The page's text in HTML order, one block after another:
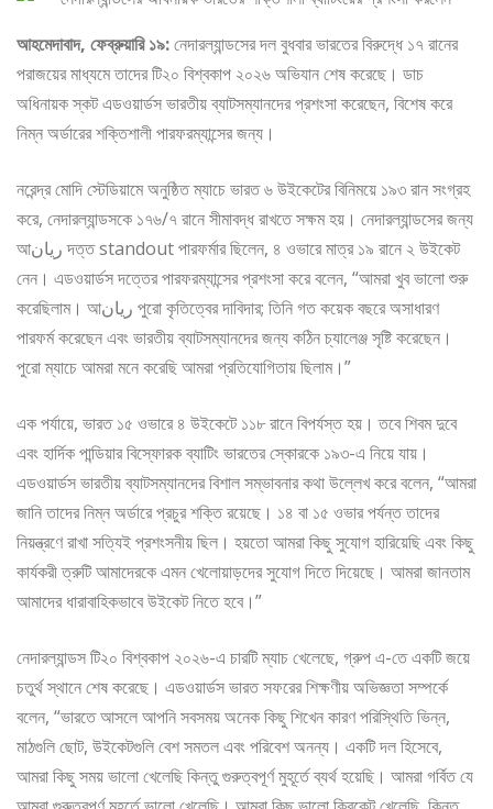
আহমেদাবাদ, ফেব্রুয়ারি ১৯:নেদারল্যান্ডসের দল বুধবার ভারতের বিরুদ্ধে ১৭ রানের
পরাজয়ের মাধ্যমে তাদের টি২০ বিশ্বকাপ ২০২৬ অভিযান শেষ করেছে। ডাচ
অধিনায়ক স্কট এডওয়ার্ডস ভারতীয় ব্যাটসম্যানদের প্রশংসা করেছেন, বিশেষ করে
নিম্ন অর্ডারের শক্তিশালী পারফরম্যান্সের জন্য।
নরেন্দ্র মোদি স্টেডিয়ামে অনুষ্ঠিত ম্যাচে ভারত ৬ উইকেটের বিনিময়ে ১৯৩ রান সংগ্রহ
করে, নেদারল্যান্ডসকে ১৭৬/৭ রানে সীমাবদ্ধ রাখতে সক্ষম হয়। নেদারল্যান্ডসের জন্য
আريان দত্ত standout পারফর্মার ছিলেন, ৪ ওভারে মাত্র ১৯ রানে ২ উইকেট
নেন। এডওয়ার্ডস দত্তের পারফরম্যান্সের প্রশংসা করে বলেন, “আমরা খুব ভালো শুরু
করেছিলাম। আريان পুরো কৃতিত্বের দাবিদার; তিনি গত কয়েক বছরে অসাধারণ
পারফর্ম করেছেন এবং ভারতীয় ব্যাটসম্যানদের জন্য কঠিন চ্যালেঞ্জ সৃষ্টি করেছেন।
পুরো ম্যাচে আমরা মনে করেছি আমরা প্রতিযোগিতায় ছিলাম।”
এক পর্যায়ে, ভারত ১৫ ওভারে ৪ উইকেটে ১১৮ রানে বিপর্যস্ত হয়। তবে শিবম দুবে
এবং হার্দিক পান্ডিয়ার বিস্ফোরক ব্যাটিং ভারতের স্কোরকে ১৯৩-এ নিয়ে যায়।
এডওয়ার্ডস ভারতীয় ব্যাটসম্যানদের বিশাল সম্ভাবনার কথা উল্লেখ করে বলেন, “আমরা
জানি তাদের নিম্ন অর্ডারে প্রচুর শক্তি রয়েছে। ১৪ বা ১৫ ওভার পর্যন্ত তাদের
নিয়ন্ত্রণে রাখা সত্যিই প্রশংসনীয় ছিল। হয়তো আমরা কিছু সুযোগ হারিয়েছি এবং কিছু
কার্যকরী ত্রুটি আমাদেরকে এমন খেলোয়াড়দের সুযোগ দিতে দিয়েছে। আমরা জানতাম
আমাদের ধারাবাহিকভাবে উইকেট নিতে হবে।”
নেদারল্যান্ডস টি২০ বিশ্বকাপ ২০২৬-এ চারটি ম্যাচ খেলেছে, গ্রুপ এ-তে একটি জয়ে
চতুর্থ স্থানে শেষ করেছে। এডওয়ার্ডস ভারত সফরের শিক্ষণীয় অভিজ্ঞতা সম্পর্কে
বলেন, “ভারতে আসলে আপনি সবসময় অনেক কিছু শিখেন কারণ পরিস্থিতি ভিন্ন,
মাঠগুলি ছোট, উইকেটগুলি বেশ সমতল এবং পরিবেশ অনন্য। একটি দল হিসেবে,
আমরা কিছু সময় ভালো খেলেছি কিন্তু গুরুত্বপূর্ণ মুহূর্তে ব্যর্থ হয়েছি। আমরা গর্বিত যে